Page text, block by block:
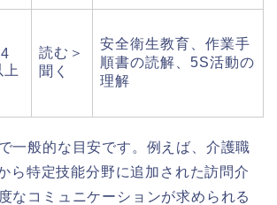
上
読む＞
聞く
安全衛生教育、作業手
順書の読解、5S活動の
理解
一般的な目安です。例えば、介護職
ら特定技能分野に追加された訪問介
なコミュニケーションが求められる